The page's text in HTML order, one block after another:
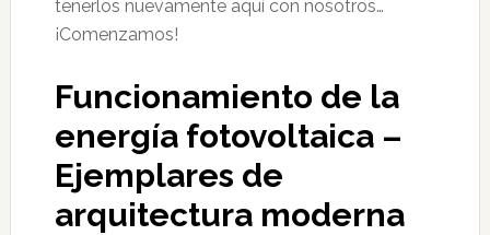
tenerlos nuevamente aquí con nosotros…
¡Comenzamos!
Funcionamiento de la
energía fotovoltaica –
Ejemplares de
arquitectura moderna